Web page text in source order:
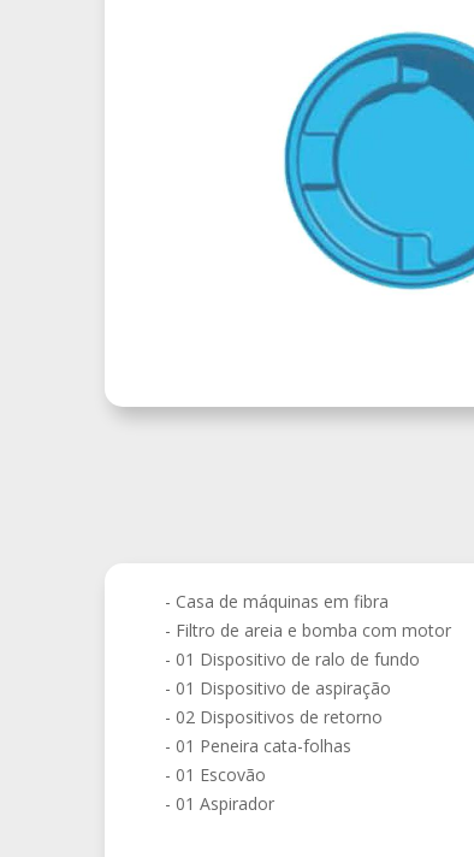
- Casa de máquinas em fibra
- Filtro de areia e bomba com motor
- 01 Dispositivo de ralo de fundo
- 01 Dispositivo de aspiração
- 02 Dispositivos de retorno
- 01 Peneira cata-folhas
- 01 Escovão
- 01 Aspirador